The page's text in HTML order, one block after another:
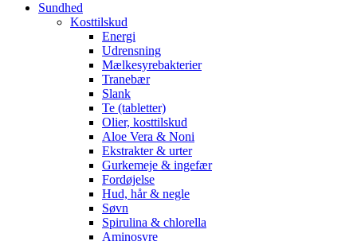
Sundhed
Kosttilskud
Energi
Udrensning
Mælkesyrebakterier
Tranebær
Slank
Te (tabletter)
Olier, kosttilskud
Aloe Vera & Noni
Ekstrakter & urter
Gurkemeje & ingefær
Fordøjelse
Hud, hår & negle
Søvn
Spirulina & chlorella
Aminosyre